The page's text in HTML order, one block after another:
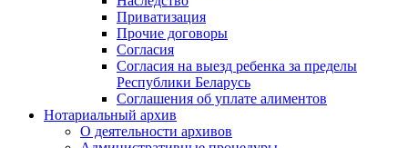
Приватизация
Прочие договоры
Согласия
Согласия на выезд ребенка за пределы
Республики Беларусь
Соглашения об уплате алиментов
Нотариальный архив
О деятельности архивов